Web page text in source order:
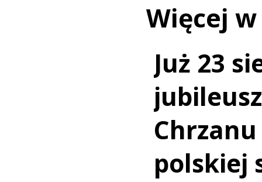
Więcej
Już 23
polskiej